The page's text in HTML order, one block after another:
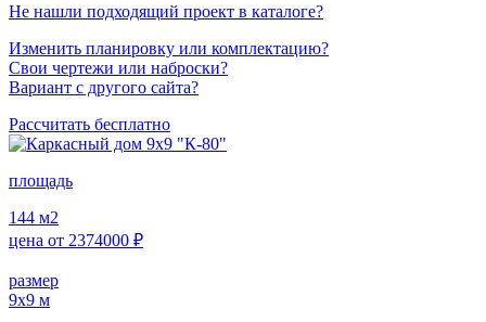
Не нашли подходящий проект в каталоге?
Изменить планировку или комплектацию?
Свои чертежи или наброски?
Вариант с другого сайта?
Рассчитать бесплатно
площадь
144 м2
цена от 2374000 ₽
размер
9х9 м